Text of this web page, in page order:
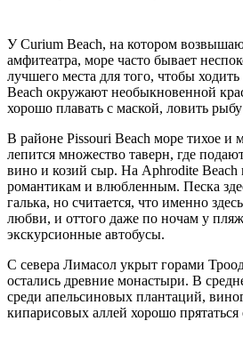
У Curium Beach, на котором
амфитеатра, море часто бывает
лучшего места для того, чтобы
Beach окружают необыкновенной
хорошо плавать с маской, ловить
В районе Pissouri Beach море тихое и
лепится множество таверн, где
вино и козий сыр. На Aphrodite Beach
романтикам и влюбленным. Песка
галька, но считается, что именно
любви, и оттого даже по ночам у
экскурсионные автобусы.
С севера Лимасол укрыт горами
остались древние монастыри. В
среди апельсиновых плантаций,
кипарисовых аллей хорошо